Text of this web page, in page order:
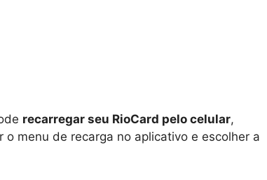
recarregar seu RioCard pelo celular,
menu de recarga no aplicativo e escolher a